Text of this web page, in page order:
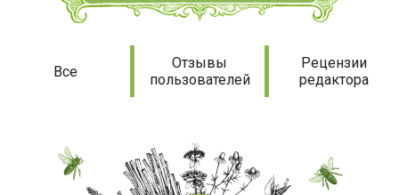
Отзывы
Все
Отзывы
пользователей
Рецензии
редактора